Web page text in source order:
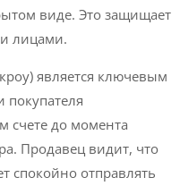
виде. Это защищает
лицами.
является ключевым
покупателя
счете до момента
Продавец видит, что
спокойно отправлять